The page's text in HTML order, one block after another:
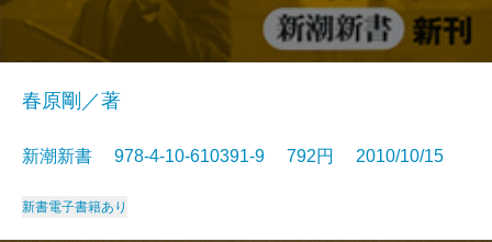
春原剛／著
新潮新書 978-4-10-610391-9 792円 2010/10/15
新書電子書籍あり